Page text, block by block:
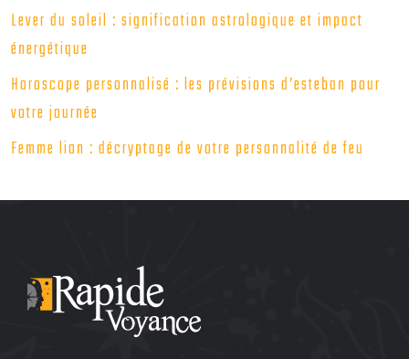
Lever du soleil : signification astrologique et impact
énergétique
Horoscope personnalisé : les prévisions d’esteban pour
votre journée
Femme lion : décryptage de votre personnalité de feu